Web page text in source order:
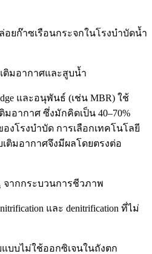
ยก๊าซเรือนกระจกในโรงบำบัดน้ำ
ติมอากาศและสูบน้ำ
และอนุพันธ์ (เช่น MBR) ใช้
อากาศ ซึ่งมักคิดเป็น 40–70%
งโรงบำบัด การเลือกเทคโนโลยี
ติมอากาศจึงมีผลโดยตรงต่อ
จากกระบวนการชีวภาพ
และ denitrification ที่ไม่
แบบไม่ใช้ออกซิเจนในถังตก